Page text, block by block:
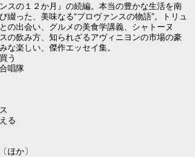
スの１２か月』の続編。本当の豊かな生活を南
綴った、美味なる“プロヴァンスの物語”。トリュ
の出会い、グルメの美食学講義、シャトーヌ
の飲み方、知られざるアヴィニヨンの市場の豪
な楽しい、傑作エッセイ集。
う
唱隊
る
ほか〕